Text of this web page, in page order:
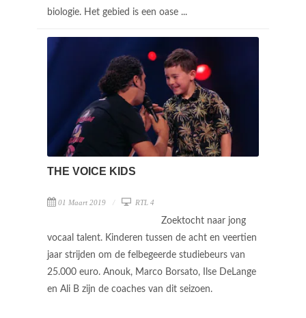
biologie. Het gebied is een oase ...
THE VOICE KIDS
01 Maart 2019 RTL 4
Zoektocht naar jong
vocaal talent. Kinderen tussen de acht en veertien
jaar strijden om de felbegeerde studiebeurs van
25.000 euro. Anouk, Marco Borsato, Ilse DeLange
en Ali B zijn de coaches van dit seizoen.